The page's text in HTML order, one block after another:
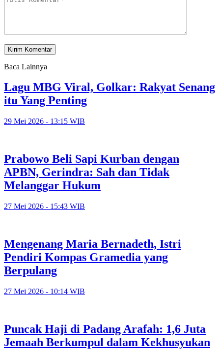
Baca Lainnya
Lagu MBG Viral, Golkar: Rakyat Senang
itu Yang Penting
29 Mei 2026 - 13:15 WIB
Prabowo Beli Sapi Kurban dengan
APBN, Gerindra: Sah dan Tidak
Melanggar Hukum
27 Mei 2026 - 15:43 WIB
Mengenang Maria Bernadeth, Istri
Pendiri Kompas Gramedia yang
Berpulang
27 Mei 2026 - 10:14 WIB
Puncak Haji di Padang Arafah: 1,6 Juta
Jemaah Berkumpul dalam Kekhusyukan